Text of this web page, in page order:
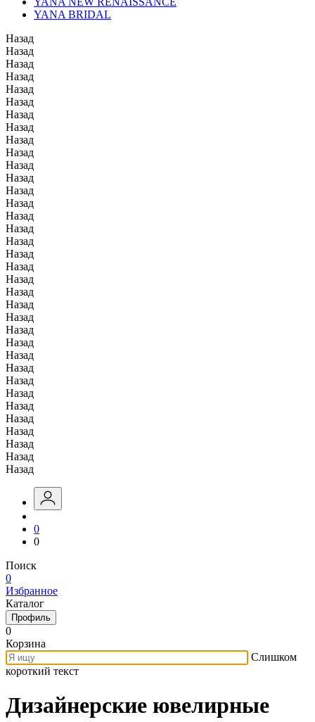
YANA BRIDAL
Назад
Назад
Назад
Назад
Назад
Назад
Назад
Назад
Назад
Назад
Назад
Назад
Назад
Назад
Назад
Назад
Назад
Назад
Назад
Назад
Назад
Назад
Назад
Назад
Назад
Назад
Назад
Назад
Назад
Назад
Назад
Назад
Назад
Назад
Назад
0
0
Поиск
0
Избранное
Каталог
Профиль
0
Корзина
Слишком
короткий текст
Дизайнерские ювелирные